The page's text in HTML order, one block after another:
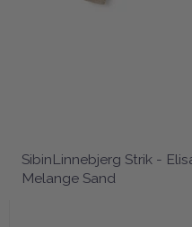
SibinLinnebjerg Strik -
Melange Sand